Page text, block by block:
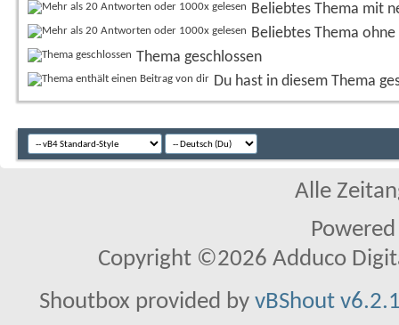
Beliebtes Thema mit
Beliebtes Thema
Thema geschlossen
Du hast in diesem Thema
Alle
Copyright ©2026 Adduco
Shoutbox provided by vBShout